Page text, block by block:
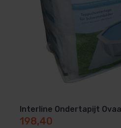
Interline Ondertapijt
198,40